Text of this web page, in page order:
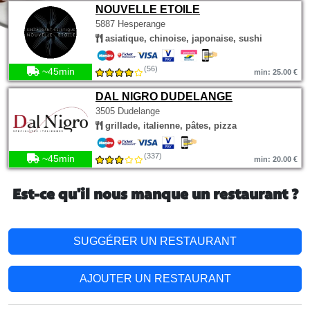
NOUVELLE ETOILE
5887 Hesperange
asiatique, chinoise, japonaise, sushi
~45min (56) min: 25.00 €
DAL NIGRO DUDELANGE
3505 Dudelange
grillade, italienne, pâtes, pizza
~45min (337) min: 20.00 €
Est-ce qu'il nous manque un restaurant ?
SUGGÉRER UN RESTAURANT
AJOUTER UN RESTAURANT